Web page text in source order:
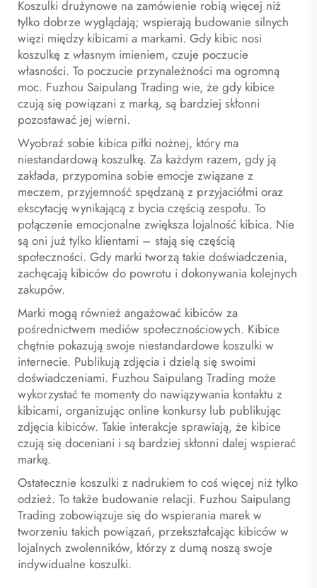
Koszulki drużynowe na zamówienie robią więcej niż
tylko dobrze wyglądają; wspierają budowanie silnych
więzi między kibicami a markami. Gdy kibic nosi
koszulkę z własnym imieniem, czuje poczucie
własności. To poczucie przynależności ma ogromną
moc. Fuzhou Saipulang Trading wie, że gdy kibice
czują się powiązani z marką, są bardziej skłonni
pozostawać jej wierni.
Wyobraź sobie kibica piłki nożnej, który ma
niestandardową koszulkę. Za każdym razem, gdy ją
zakłada, przypomina sobie emocje związane z
meczem, przyjemność spędzaną z przyjaciółmi oraz
ekscytację wynikającą z bycia częścią zespołu. To
połączenie emocjonalne zwiększa lojalność kibica. Nie
są oni już tylko klientami – stają się częścią
społeczności. Gdy marki tworzą takie doświadczenia,
zachęcają kibiców do powrotu i dokonywania kolejnych
zakupów.
Marki mogą również angażować kibiców za
pośrednictwem mediów społecznościowych. Kibice
chętnie pokazują swoje niestandardowe koszulki w
internecie. Publikują zdjęcia i dzielą się swoimi
doświadczeniami. Fuzhou Saipulang Trading może
wykorzystać te momenty do nawiązywania kontaktu z
kibicami, organizując online konkursy lub publikując
zdjęcia kibiców. Takie interakcje sprawiają, że kibice
czują się doceniani i są bardziej skłonni dalej wspierać
markę.
Ostatecznie koszulki z nadrukiem to coś więcej niż tylko
odzież. To także budowanie relacji. Fuzhou Saipulang
Trading zobowiązuje się do wspierania marek w
tworzeniu takich powiązań, przekształcając kibiców w
lojalnych zwolenników, którzy z dumą noszą swoje
indywidualne koszulki.